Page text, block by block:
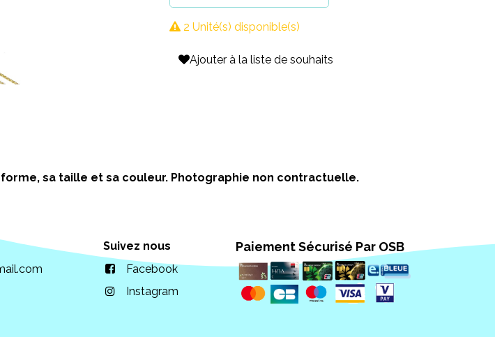
2 Unité(s) disponible(s)
Ajouter à la liste de souhaits
sa taille et sa couleur. Photographie non contractuelle.
Suivez nous
Facebook
Instagram
Paiement Sécurisé Par OSB